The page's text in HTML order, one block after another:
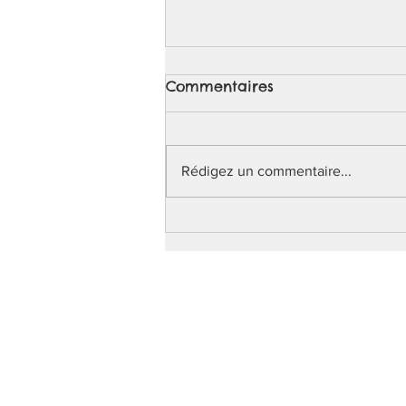
Commentaires
Rédigez un commentaire...